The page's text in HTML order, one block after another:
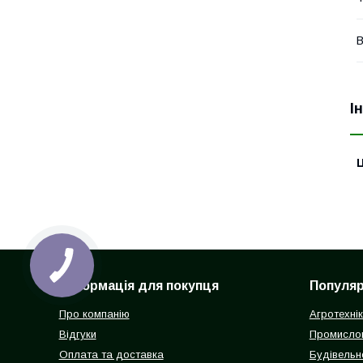
Інформація для покупця
Про компанію
Відгуки
Оплата та доставка